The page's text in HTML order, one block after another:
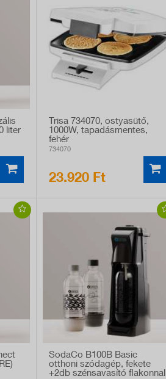
liter
Trisa 734070, ostyasütő,
1000W, tapadásmentes,
fehér
734070
23.920 Ft
SodaCo B100B Basic
otthoni szódagép, fekete
+2db szénsavasító flakonnal